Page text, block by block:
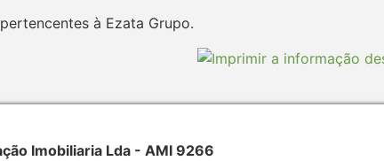
à Ezata Grupo.
Imobiliaria Lda - AMI 9266